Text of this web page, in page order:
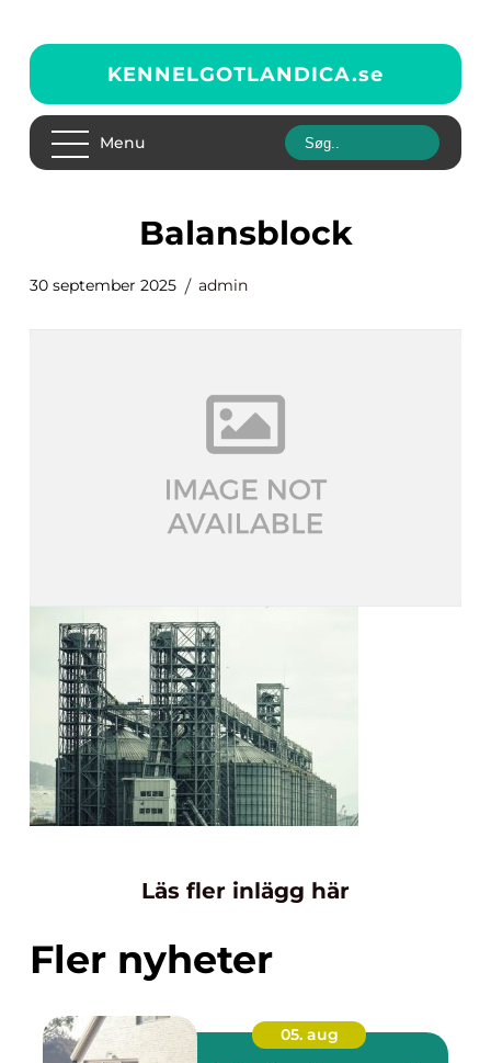
KENNELGOTLANDICA.se
Menu
balansblock
30 september 2025 admin
Läs fler inlägg här
Fler nyheter
05. aug